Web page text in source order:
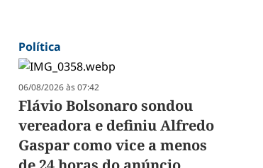
Política
06/08/2026 às 07:42
Flávio Bolsonaro sondou
vereadora e definiu Alfredo
Gaspar como vice a menos